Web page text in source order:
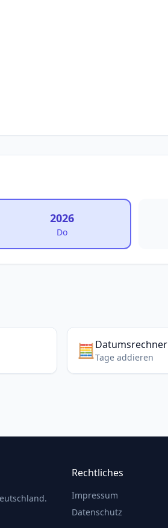
2026
Do
🧮Datumsrechner
Tage addieren
Rechtliches
Impressum
Datenschutz